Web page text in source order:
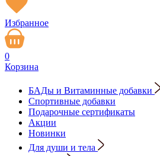
Избранное
0
Корзина
БАДы и Витаминные добавки
Спортивные добавки
Подарочные сертификаты
Акции
Новинки
Для души и тела